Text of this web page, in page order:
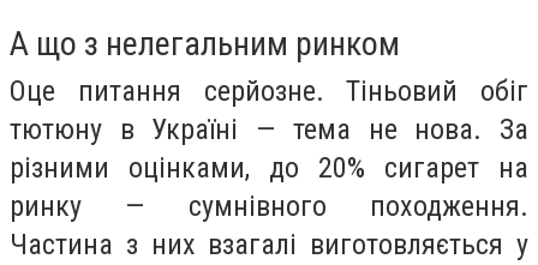
А що з нелегальним ринком
Оце питання серйозне. Тіньовий обіг
тютюну в Україні — тема не нова. За
різними оцінками, до 20% сигарет на
ринку — сумнівного походження.
Частина з них взагалі виготовляється у